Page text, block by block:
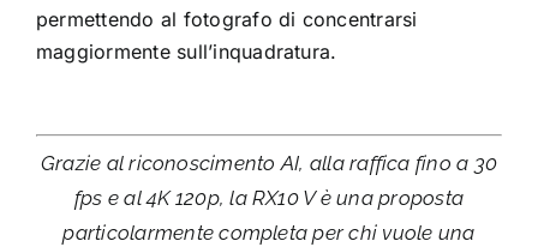
permettendo al fotografo di concentrarsi
maggiormente sull’inquadratura.
Grazie al riconoscimento AI, alla raffica fino a 30
fps e al 4K 120p, la RX10 V è una proposta
particolarmente completa per chi vuole una